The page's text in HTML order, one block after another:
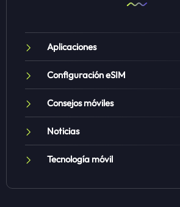
Aplicaciones
Configuración eSIM
Consejos móviles
Noticias
Tecnología móvil